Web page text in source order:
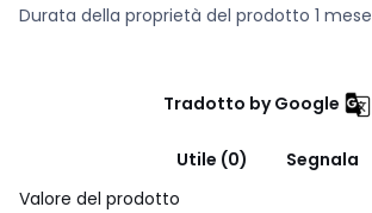
Durata della proprietà del prodotto 1 mese
Tradotto by Google
Utile (0)
Segnala
Valore del prodotto